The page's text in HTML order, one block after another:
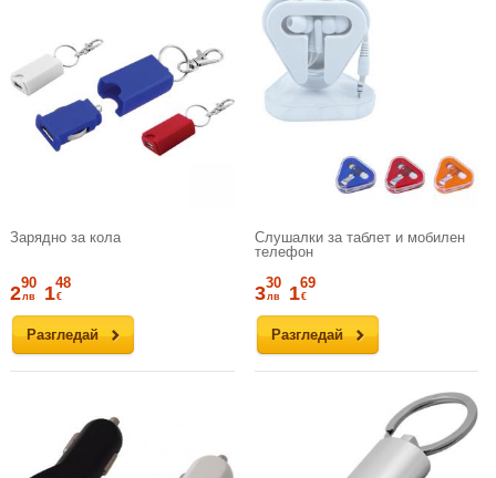
Зарядно за кола
Разгледай
290
лв 148
€
Слушалки за таблет и мобилен
телефон
Разгледай
330
лв 169
€